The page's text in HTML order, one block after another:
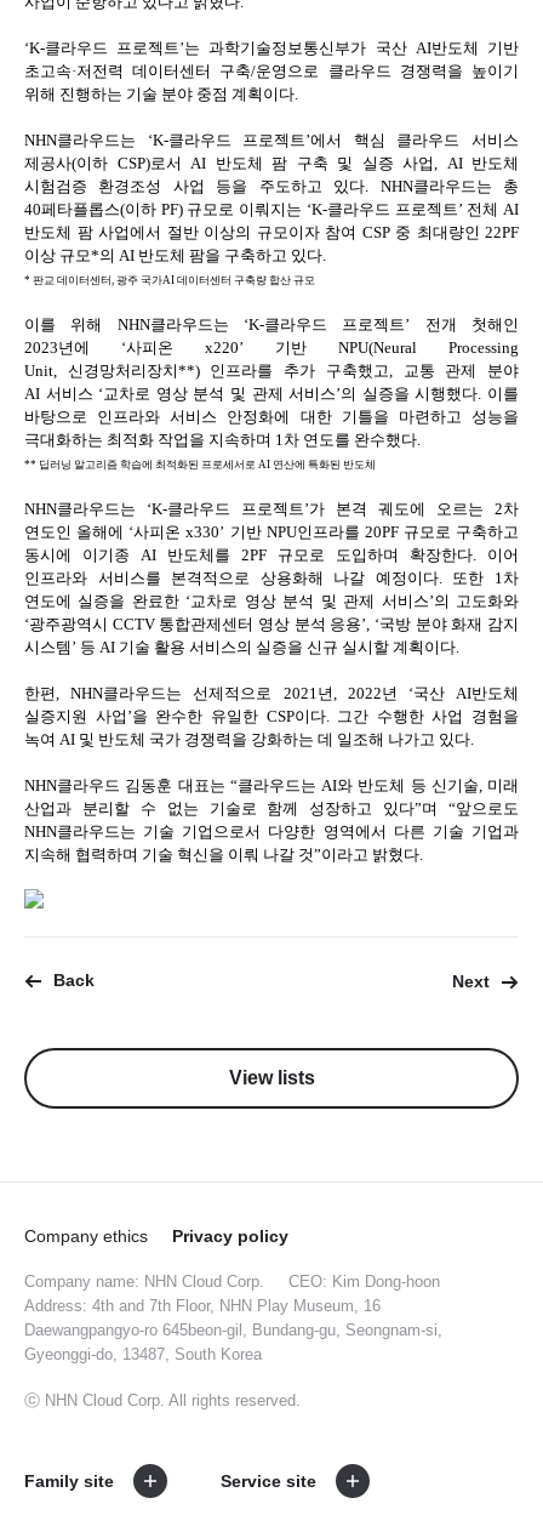
‘K-클라우드 프로젝트’는 과학기술정보통신부가 국산 AI반도체 기반
초고속·저전력 데이터센터 구축/운영으로 클라우드 경쟁력을 높이기
위해 진행하는 기술 분야 중점 계획이다.
NHN클라우드는 ‘K-클라우드 프로젝트’에서 핵심 클라우드 서비스
제공사(이하 CSP)로서 AI 반도체 팜 구축 및 실증 사업, AI 반도체
시험검증 환경조성 사업 등을 주도하고 있다. NHN클라우드는 총
40페타플롭스(이하 PF)규모로 이뤄지는 ‘K-클라우드 프로젝트’ 전체 AI
반도체 팜 사업에서 절반 이상의 규모이자 참여 CSP 중 최대량인 22PF
이상 규모*의 AI 반도체 팜을 구축하고 있다.
* 판교 데이터센터, 광주 국가AI 데이터센터 구축량 합산 규모
이를 위해 NHN클라우드는 ‘K-클라우드 프로젝트’ 전개 첫해인
2023년에 ‘사피온 x220’ 기반 NPU(Neural Processing
Unit, 신경망처리장치**) 인프라를 추가 구축했고, 교통 관제 분야
AI 서비스 ‘교차로 영상 분석 및 관제 서비스’의 실증을 시행했다. 이를
바탕으로 인프라와 서비스 안정화에 대한 기틀을 마련하고 성능을
극대화하는 최적화 작업을 지속하며 1차 연도를 완수했다.
** 딥러닝 알고리즘 학습에 최적화된 프로세서로 AI 연산에 특화된 반도체
NHN클라우드는 ‘K-클라우드 프로젝트’가 본격 궤도에 오르는 2차
연도인 올해에 ‘사피온 x330’ 기반 NPU인프라를 20PF 규모로 구축하고
동시에 이기종 AI 반도체를 2PF 규모로 도입하며 확장한다. 이어
인프라와 서비스를 본격적으로 상용화해 나갈 예정이다. 또한 1차
연도에 실증을 완료한 ‘교차로 영상 분석 및 관제 서비스’의 고도화와
‘광주광역시 CCTV 통합관제센터 영상 분석 응용’, ‘국방 분야 화재 감지
시스템’ 등 AI 기술 활용 서비스의 실증을 신규 실시할 계획이다.
한편, NHN클라우드는 선제적으로 2021년, 2022년 ‘국산 AI반도체
실증지원 사업’을 완수한 유일한 CSP이다. 그간 수행한 사업 경험을
녹여 AI 및 반도체 국가 경쟁력을 강화하는 데 일조해 나가고 있다.
NHN클라우드 김동훈 대표는 “클라우드는 AI와 반도체 등 신기술, 미래
산업과 분리할 수 없는 기술로 함께 성장하고 있다”며 “앞으로도
NHN클라우드는 기술 기업으로서 다양한 영역에서 다른 기술 기업과
지속해 협력하며 기술 혁신을 이뤄 나갈 것”이라고 밝혔다.
Back Next
View lists
Company ethics Privacy policy
Company name: NHN Cloud Corp.
CEO: Kim Dong-hoon
Address: 4th and 7th Floor, NHN Play Museum, 16
Daewangpangyo-ro 645beon-gil, Bundang-gu, Seongnam-si,
Gyeonggi-do, 13487, South Korea
ⓒ NHN Cloud Corp. All rights reserved.
Family site Service site